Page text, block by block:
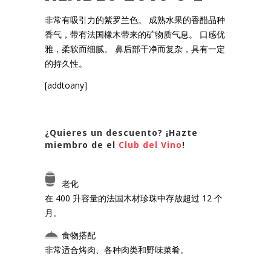
非常有吸引力的紫罗兰色。 成熟水果的香醋品种
香气，带有法国橡木带来的矿物质气息。 口感优
雅，柔软而细腻。 鼻后部干净而复杂，具有一定
的持久性。
[addtoany]
¿Quieres un descuento? ¡Hazte
miembro de el Club del Vino!
老化
在 400 升容量的法国木材珍珠中存放超过 12 个
月。
食物搭配
非常适合烤肉、各种肉类和野味菜肴。